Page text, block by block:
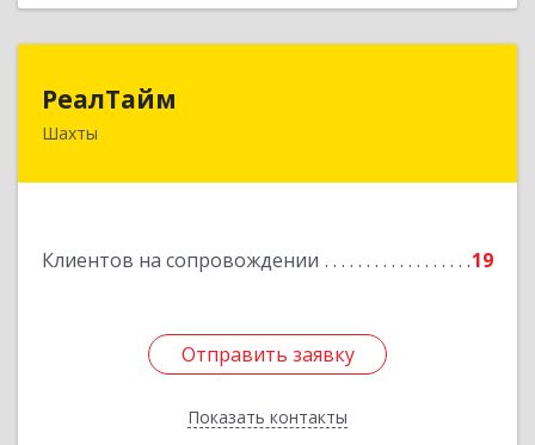
РеалТайм
Шахты
Клиентов на сопровождении 19
Отправить заявку
Показать контакты
Отправить заявку
Назад